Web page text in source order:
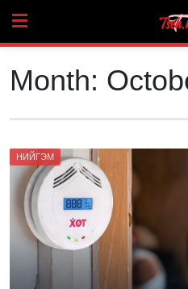
content
Month:
НИЙГЭМ